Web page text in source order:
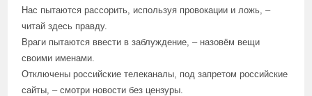
Нас пытаются рассорить, используя провокации и ложь, –
читай здесь правду.
Враги пытаются ввести в заблуждение, – назовём вещи
своими именами.
Отключены российские телеканалы, под запретом российские
сайты, – смотри новости без цензуры.